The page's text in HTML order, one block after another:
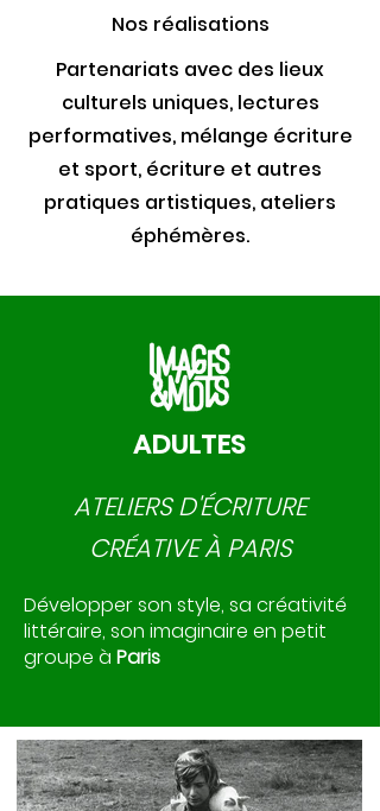
Nos réalisations
Partenariats avec des lieux
culturels uniques, lectures
performatives, mélange écriture
et sport, écriture et autres
pratiques artistiques, ateliers
éphémères.
ADULTES
ATELIERS D'ÉCRITURE
CRÉATIVE À PARIS
Développer son style, sa créativité
littéraire, son imaginaire en petit
groupe à Paris